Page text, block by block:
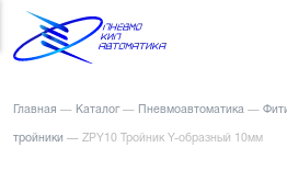
Главная — Каталог — Пневмоавтоматика —
тройники — ZPY10 Тройник Y-образный 10мм